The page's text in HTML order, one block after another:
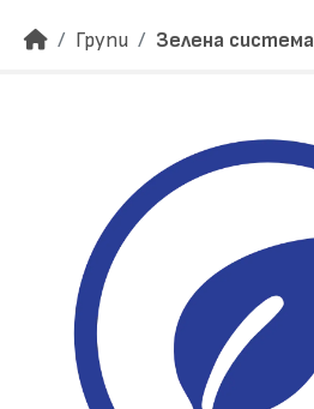
Групи Зелена система